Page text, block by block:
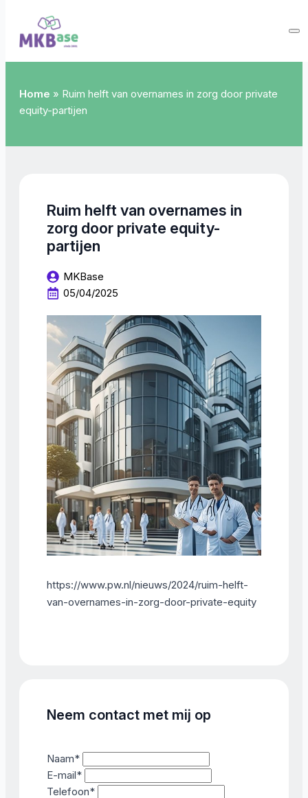
Home » Ruim helft van overnames in zorg door private
equity-partijen
Ruim helft van overnames in
zorg door private equity-
partijen
MKBase
05/04/2025
https://www.pw.nl/nieuws/2024/ruim-helft-
van-overnames-in-zorg-door-private-equity
Neem contact met mij op
Naam*
E-mail*
Telefoon*